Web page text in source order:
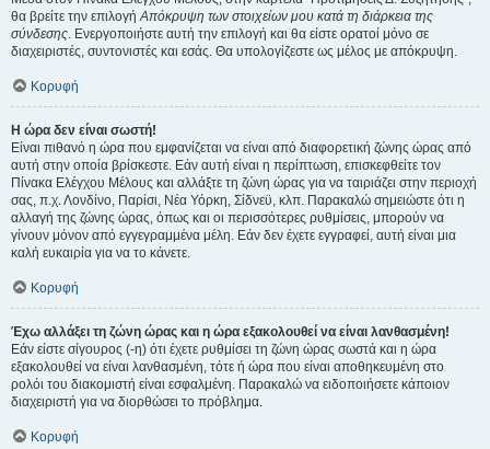
θα βρείτε την επιλογήΑπόκρυψη των στοιχείων μου κατά τη διάρκεια της
σύνδεσης. Ενεργοποιήστε αυτή την επιλογή και θα είστε ορατοί μόνο σε
διαχειριστές, συντονιστές και εσάς. Θα υπολογίζεστε ως μέλος με απόκρυψη.
Κορυφή
Η ώρα δεν είναι σωστή!
Είναι πιθανό η ώρα που εμφανίζεται να είναι από διαφορετική ζώνης ώρας από
αυτή στην οποία βρίσκεστε. Εάν αυτή είναι η περίπτωση, επισκεφθείτε τον
Πίνακα Ελέγχου Μέλους και αλλάξτε τη ζώνη ώρας για να ταιριάζει στην περιοχή
σας, π.χ. Λονδίνο, Παρίσι, Νέα Υόρκη, Σίδνεϋ, κλπ. Παρακαλώ σημειώστε ότι η
αλλαγή της ζώνης ώρας, όπως και οι περισσότερες ρυθμίσεις, μπορούν να
γίνουν μόνον από εγγεγραμμένα μέλη. Εάν δεν έχετε εγγραφεί, αυτή είναι μια
καλή ευκαιρία για να το κάνετε.
Κορυφή
Έχω αλλάξει τη ζώνη ώρας και η ώρα εξακολουθεί να είναι λανθασμένη!
Εάν είστε σίγουρος (-η) ότι έχετε ρυθμίσει τη ζώνη ώρας σωστά και η ώρα
εξακολουθεί να είναι λανθασμένη, τότε ή ώρα που είναι αποθηκευμένη στο
ρολόι του διακομιστή είναι εσφαλμένη. Παρακαλώ να ειδοποιήσετε κάποιον
διαχειριστή για να διορθώσει το πρόβλημα.
Κορυφή